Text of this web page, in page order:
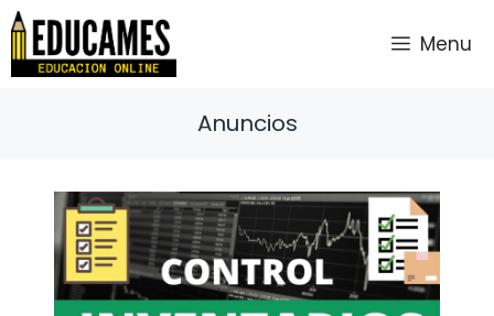
Saltar
contenido
Menu
Anuncios